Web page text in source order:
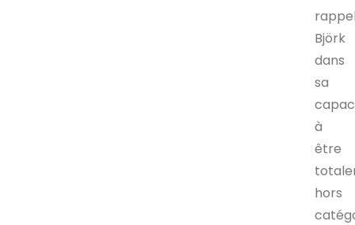
Björk
dans
sa
à
être
hors